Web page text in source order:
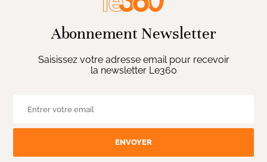
Abonnement Newsletter
Saisissez votre adresse email pour recevoir
la newsletter Le360
ENVOYER